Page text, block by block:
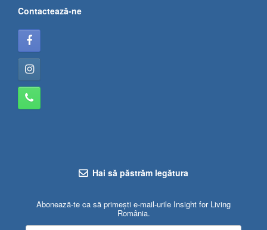
Contactează-ne
Hai să păstrăm legătura
Abonează-te ca să primești e-mail-urile Insight for Living
România.